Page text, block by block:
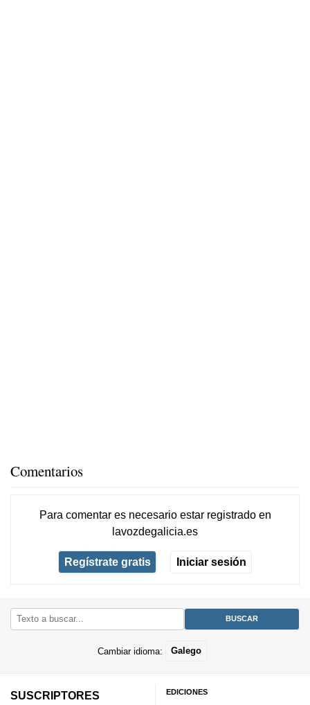
Comentarios
Para comentar es necesario estar registradoen
lavozdegalicia.es
Regístrate gratis Iniciar sesión
Cambiar idioma: Galego
SUSCRIPTORES EDICIONES